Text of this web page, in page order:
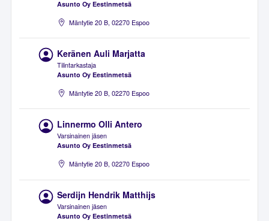
Asunto Oy Eestinmetsä
Mäntytie 20 B, 02270 Espoo
Keränen Auli Marjatta
Tilintarkastaja
Asunto Oy Eestinmetsä
Mäntytie 20 B, 02270 Espoo
Linnermo Olli Antero
Varsinainen jäsen
Asunto Oy Eestinmetsä
Mäntytie 20 B, 02270 Espoo
Serdijn Hendrik Matthijs
Varsinainen jäsen
Asunto Oy Eestinmetsä